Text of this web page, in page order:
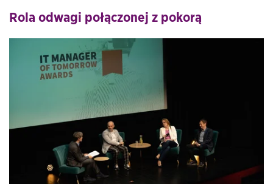
Rola odwagi połączonej z pokorą